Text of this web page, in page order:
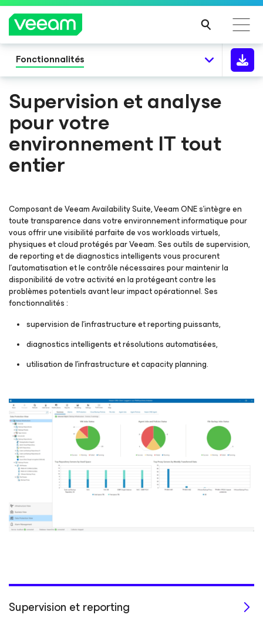
Recommandations de Veeam pour les clients
LIRE
LA
SUIT
E
Fonctionnalités
Supervision et analyse
pour votre
environnement IT tout
entier
Composant de Veeam Availability Suite, Veeam ONE s’intègre en
toute transparence dans votre environnement informatique pour
vous offrir une visibilité parfaite de vos workloads virtuels,
physiques et cloud protégés par Veeam. Ses outils de supervision,
de reporting et de diagnostics intelligents vous procurent
l’automatisation et le contrôle nécessaires pour maintenir la
disponibilité de votre activité en la protégeant contre les
problèmes potentiels avant leur impact opérationnel. Ses
fonctionnalités :
supervision de l’infrastructure et reporting puissants,
diagnostics intelligents et résolutions automatisées,
utilisation de l’infrastructure et capacity planning.
Supervision et reporting